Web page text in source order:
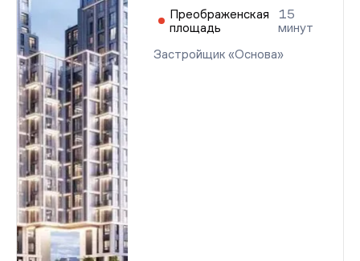
Преображенская
площадь
15
минут
Застройщик «Основа»